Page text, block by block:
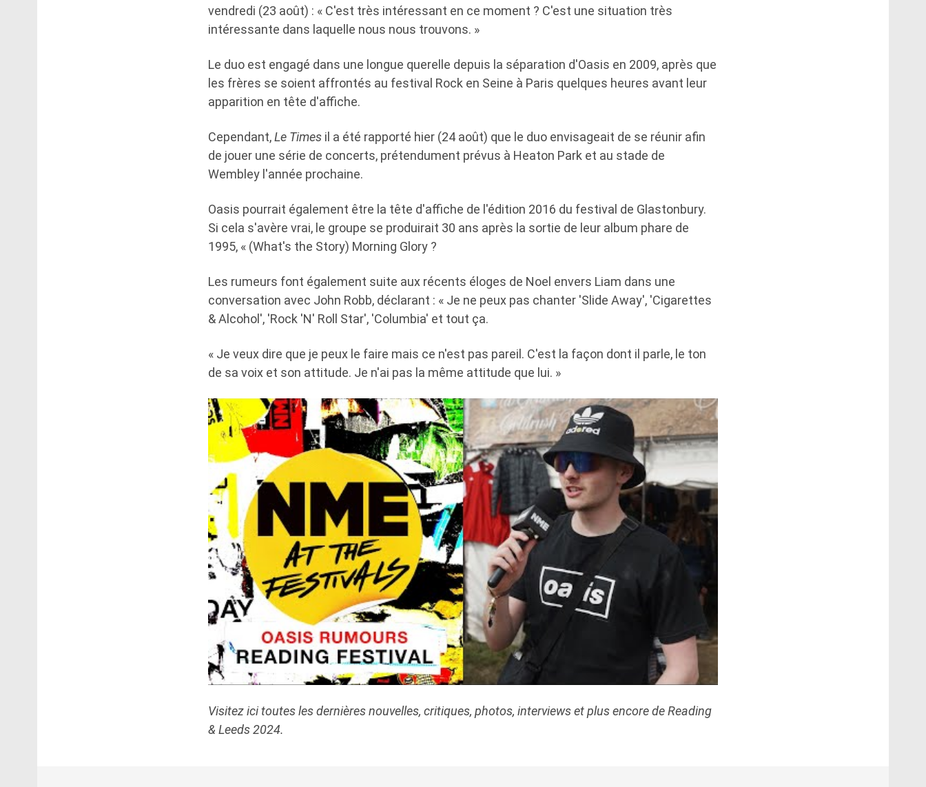
vendredi (23 août) : « C'est très intéressant en ce moment ? C'est une situation très
intéressante dans laquelle nous nous trouvons. »
Le duo est engagé dans une longue querelle depuis la séparation d'Oasis en 2009, après que
les frères se soient affrontés au festival Rock en Seine à Paris quelques heures avant leur
apparition en tête d'affiche.
Cependant,Le Times il a été rapporté hier (24 août) que le duo envisageait de se réunir afin
de jouer une série de concerts, prétendument prévus à Heaton Park et au stade de
Wembley l'année prochaine.
Oasis pourrait également être la tête d'affiche de l'édition 2016 du festival de Glastonbury.
Si cela s'avère vrai, le groupe se produirait 30 ans après la sortie de leur album phare de
1995, « (What's the Story) Morning Glory ?
Les rumeurs font également suite aux récents éloges de Noel envers Liam dans une
conversation avec John Robb, déclarant : « Je ne peux pas chanter 'Slide Away', 'Cigarettes
& Alcohol', 'Rock 'N' Roll Star', 'Columbia' et tout ça.
« Je veux dire que je peux le faire mais ce n'est pas pareil. C'est la façon dont il parle, le ton
de sa voix et son attitude. Je n'ai pas la même attitude que lui. »
Visitez ici toutes les dernières nouvelles, critiques, photos, interviews et plus encore de Reading
& Leeds 2024.